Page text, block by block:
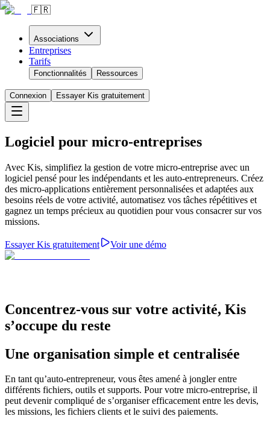
🇫🇷
Associations
Entreprises
Tarifs
Fonctionnalités Ressources
Connexion Essayer Kis gratuitement
Logiciel pour micro-entreprises
Avec Kis, simplifiez la gestion de votre micro-entreprise avec un
logiciel pensé pour les indépendants et les auto-entrepreneurs. Créez
des micro-applications entièrement personnalisées et adaptées aux
besoins réels de votre activité, automatisez vos tâches répétitives et
gagnez un temps précieux au quotidien pour vous consacrer sur vos
missions.
Essayer Kis gratuitement Voir une démo
Concentrez-vous sur votre activité, Kis
s’occupe du reste
Une organisation simple et centralisée
En tant qu’auto-entrepreneur, vous êtes amené à jongler entre
différents fichiers, outils et supports. Pour votre micro-entreprise, il
peut devenir compliqué de s’organiser efficacement entre les devis,
les missions, les fichiers clients et le suivi des paiements.